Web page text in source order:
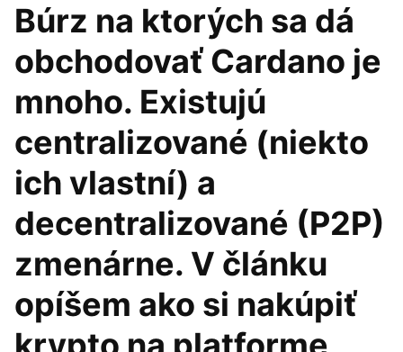
Búrz na ktorých sa dá
obchodovať Cardano je
mnoho. Existujú
centralizované (niekto
ich vlastní) a
decentralizované (P2P)
zmenárne. V článku
opíšem ako si nakúpiť